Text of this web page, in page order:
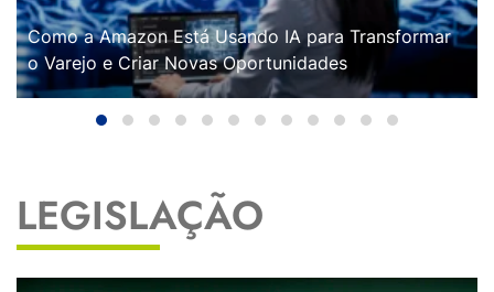
Como a Amazon Está Usando IA para Transformar
o Varejo e Criar Novas Oportunidades
LEGISLAÇÃO